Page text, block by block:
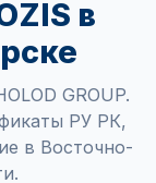
в
GROUP.
РУ РК,
в Восточно-